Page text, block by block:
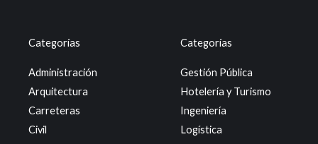
Categorías
Administración
Arquitectura
Carreteras
Civil
Categorías
Gestión Pública
Hotelería y Turismo
Ingeniería
Logística